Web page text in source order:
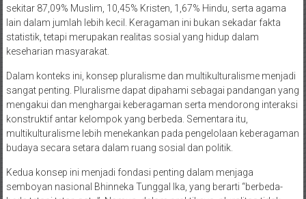
sekitar 87,09% Muslim, 10,45% Kristen, 1,67% Hindu, serta agama
lain dalam jumlah lebih kecil. Keragaman ini bukan sekadar fakta
statistik, tetapi merupakan realitas sosial yang hidup dalam
keseharian masyarakat.
Dalam konteks ini, konsep pluralisme dan multikulturalisme menjadi
sangat penting. Pluralisme dapat dipahami sebagai pandangan yang
mengakui dan menghargai keberagaman serta mendorong interaksi
konstruktif antar kelompok yang berbeda. Sementara itu,
multikulturalisme lebih menekankan pada pengelolaan keberagaman
budaya secara setara dalam ruang sosial dan politik.
Kedua konsep ini menjadi fondasi penting dalam menjaga
semboyan nasional Bhinneka Tunggal Ika, yang berarti “berbeda-